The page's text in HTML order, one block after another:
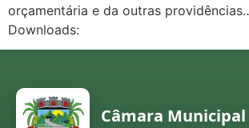
orçamentária e da outras
Downloads:
Câmara